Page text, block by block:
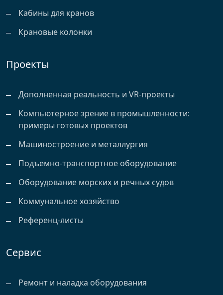
Кабины для кранов
Крановые колонки
Проекты
Дополненная реальность и VR-проекты
Компьютерное зрение в промышленности:
примеры готовых проектов
Машиностроение и металлургия
Подъемно-транспортное оборудование
Оборудование морских и речных судов
Коммунальное хозяйство
Референц-листы
Сервис
Ремонт и наладка оборудования